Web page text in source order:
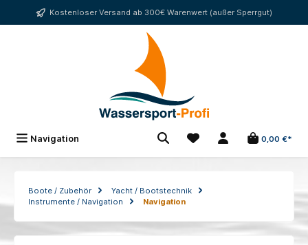
springenKostenloser Versand ab 300€ Warenwert (außer Sperrgut)
Navigation 0,00 €*
Boote / Zubehör
Yacht / Bootstechnik
Instrumente / Navigation
Navigation